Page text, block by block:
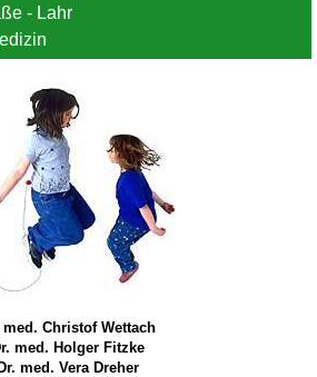
- Lahr
med. Christof Wettach
med. Holger Fitzke
Dr. med. Vera Dreher